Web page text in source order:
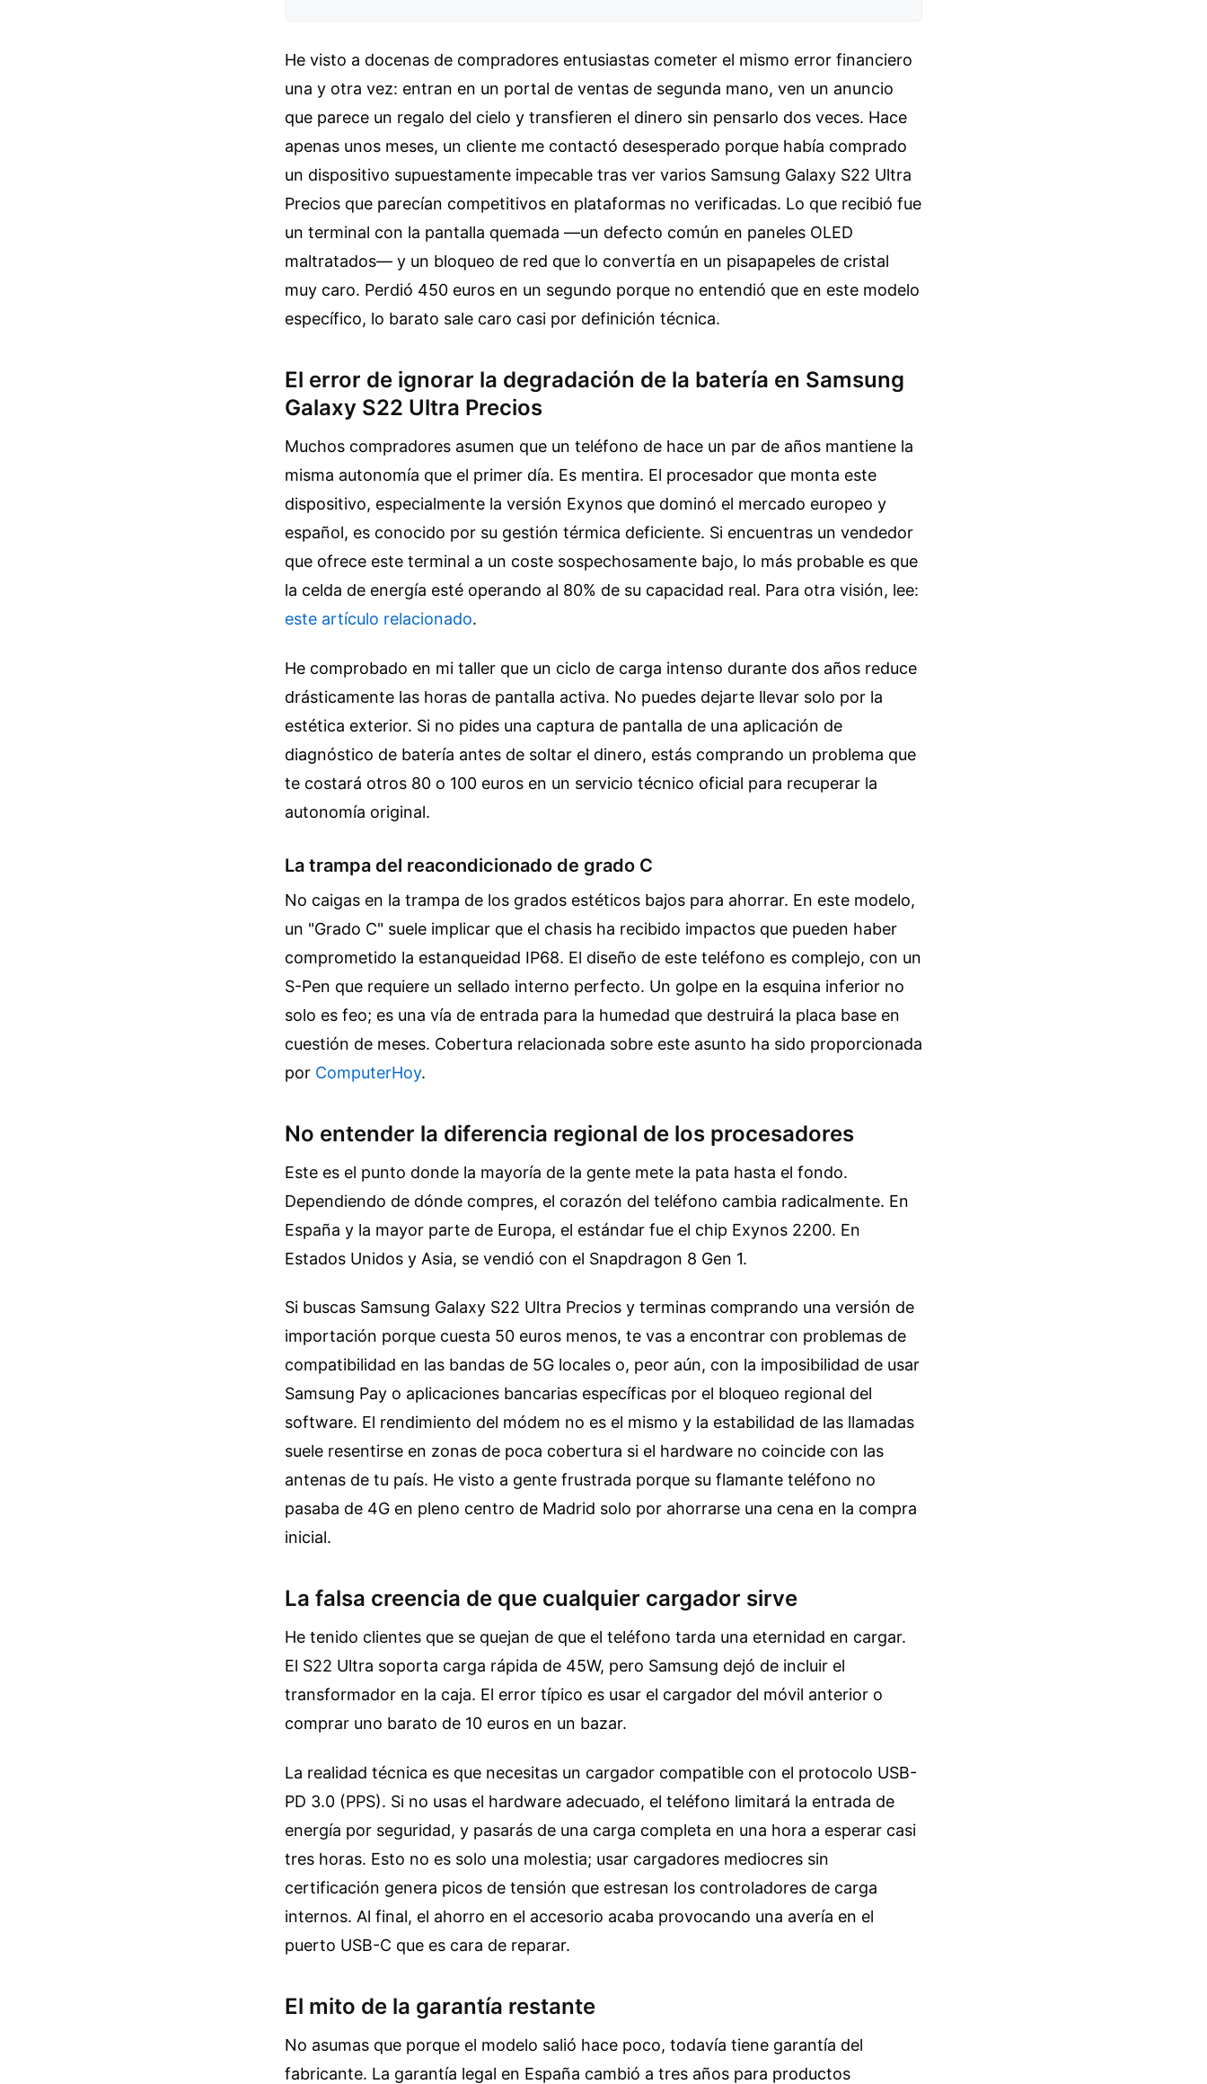
He visto a docenas de compradores entusiastas cometer el mismo error financiero
una y otra vez: entran en un portal de ventas de segunda mano, ven un anuncio
que parece un regalo del cielo y transfieren el dinero sin pensarlo dos veces. Hace
apenas unos meses, un cliente me contactó desesperado porque había comprado
un dispositivo supuestamente impecable tras ver varios Samsung Galaxy S22 Ultra
Precios que parecían competitivos en plataformas no verificadas. Lo que recibió fue
un terminal con la pantalla quemada —un defecto común en paneles OLED
maltratados— y un bloqueo de red que lo convertía en un pisapapeles de cristal
muy caro. Perdió 450 euros en un segundo porque no entendió que en este modelo
específico, lo barato sale caro casi por definición técnica.
El error de ignorar la degradación de la batería en Samsung
Galaxy S22 Ultra Precios
Muchos compradores asumen que un teléfono de hace un par de años mantiene la
misma autonomía que el primer día. Es mentira. El procesador que monta este
dispositivo, especialmente la versión Exynos que dominó el mercado europeo y
español, es conocido por su gestión térmica deficiente. Si encuentras un vendedor
que ofrece este terminal a un coste sospechosamente bajo, lo más probable es que
la celda de energía esté operando al 80% de su capacidad real. Para otra visión, lee:
este artículo relacionado.
He comprobado en mi taller que un ciclo de carga intenso durante dos años reduce
drásticamente las horas de pantalla activa. No puedes dejarte llevar solo por la
estética exterior. Si no pides una captura de pantalla de una aplicación de
diagnóstico de batería antes de soltar el dinero, estás comprando un problema que
te costará otros 80 o 100 euros en un servicio técnico oficial para recuperar la
autonomía original.
La trampa del reacondicionado de grado C
No caigas en la trampa de los grados estéticos bajos para ahorrar. En este modelo,
un "Grado C" suele implicar que el chasis ha recibido impactos que pueden haber
comprometido la estanqueidad IP68. El diseño de este teléfono es complejo, con un
S-Pen que requiere un sellado interno perfecto. Un golpe en la esquina inferior no
solo es feo; es una vía de entrada para la humedad que destruirá la placa base en
cuestión de meses. Cobertura relacionada sobre este asunto ha sido proporcionada
por ComputerHoy.
No entender la diferencia regional de los procesadores
Este es el punto donde la mayoría de la gente mete la pata hasta el fondo.
Dependiendo de dónde compres, el corazón del teléfono cambia radicalmente. En
España y la mayor parte de Europa, el estándar fue el chip Exynos 2200. En
Estados Unidos y Asia, se vendió con el Snapdragon 8 Gen 1.
Si buscas Samsung Galaxy S22 Ultra Precios y terminas comprando una versión de
importación porque cuesta 50 euros menos, te vas a encontrar con problemas de
compatibilidad en las bandas de 5G locales o, peor aún, con la imposibilidad de usar
Samsung Pay o aplicaciones bancarias específicas por el bloqueo regional del
software. El rendimiento del módem no es el mismo y la estabilidad de las llamadas
suele resentirse en zonas de poca cobertura si el hardware no coincide con las
antenas de tu país. He visto a gente frustrada porque su flamante teléfono no
pasaba de 4G en pleno centro de Madrid solo por ahorrarse una cena en la compra
inicial.
La falsa creencia de que cualquier cargador sirve
He tenido clientes que se quejan de que el teléfono tarda una eternidad en cargar.
El S22 Ultra soporta carga rápida de 45W, pero Samsung dejó de incluir el
transformador en la caja. El error típico es usar el cargador del móvil anterior o
comprar uno barato de 10 euros en un bazar.
La realidad técnica es que necesitas un cargador compatible con el protocolo USB-
PD 3.0 (PPS). Si no usas el hardware adecuado, el teléfono limitará la entrada de
energía por seguridad, y pasarás de una carga completa en una hora a esperar casi
tres horas. Esto no es solo una molestia; usar cargadores mediocres sin
certificación genera picos de tensión que estresan los controladores de carga
internos. Al final, el ahorro en el accesorio acaba provocando una avería en el
puerto USB-C que es cara de reparar.
El mito de la garantía restante
No asumas que porque el modelo salió hace poco, todavía tiene garantía del
fabricante. La garantía legal en España cambió a tres años para productos